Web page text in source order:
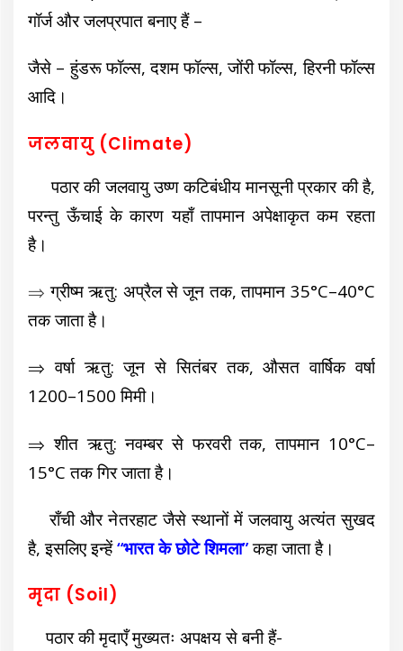
गॉर्ज और जलप्रपात बनाए हैं –
जैसे – हुंडरू फॉल्स, दशम फॉल्स, जोंरी फॉल्स, हिरनी फॉल्स
आदि।
जलवायु (Climate)
पठार की जलवायु उष्ण कटिबंधीय मानसूनी प्रकार की है,
परन्तु ऊँचाई के कारण यहाँ तापमान अपेक्षाकृत कम रहता
है।
⇒ग्रीष्म ऋतु: अप्रैल से जून तक, तापमान 35°C–40°C
तक जाता है।
⇒ वर्षा ऋतु: जून से सितंबर तक, औसत वार्षिक वर्षा
1200–1500 मिमी।
⇒ शीत ऋतु: नवम्बर से फरवरी तक, तापमान 10°C–
15°C तक गिर जाता है।
राँची और नेतरहाट जैसे स्थानों में जलवायु अत्यंत सुखद
है, इसलिए इन्हें“भारत के छोटे शिमला” कहा जाता है।
मृदा (Soil)
पठार की मृदाएँ मुख्यतः अपक्षय से बनी हैं-